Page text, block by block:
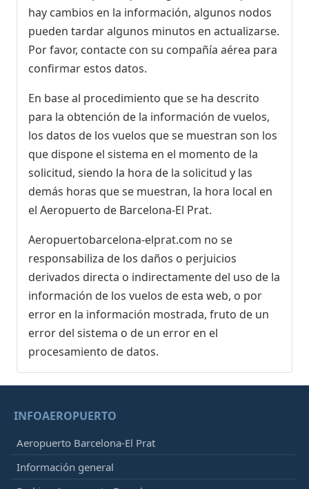
hay cambios en la información, algunos nodos
pueden tardar algunos minutos en actualizarse.
Por favor, contacte con su compañía aérea para
confirmar estos datos.
En base al procedimiento que se ha descrito
para la obtención de la información de vuelos,
los datos de los vuelos que se muestran son los
que dispone el sistema en el momento de la
solicitud, siendo la hora de la solicitud y las
demás horas que se muestran, la hora local en
el Aeropuerto de Barcelona-El Prat.
Aeropuertobarcelona-elprat.com no se
responsabiliza de los daños o perjuicios
derivados directa o indirectamente del uso de la
información de los vuelos de esta web, o por
error en la información mostrada, fruto de un
error del sistema o de un error en el
procesamiento de datos.
INFOAEROPUERTO
Aeropuerto Barcelona-El Prat
Información general